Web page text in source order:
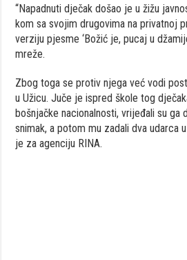
“Napadnuti dječak došao je u žižu
kom sa svojim drugovima na privatnoj
verziju pjesme ‘Božić je, pucaj u
mreže.
Zbog toga se protiv njega već vodi
u Užicu. Juče je ispred škole tog
bošnjačke nacionalnosti, vrijeđali su ga
snimak, a potom mu zadali dva udarca
je za agenciju RINA.